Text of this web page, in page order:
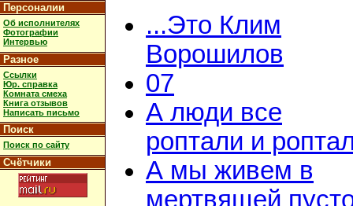
Персоналии
Об исполнителях
Фотографии
Интервью
Разное
Ссылки
Юр. справка
Комната смеха
Книга отзывов
Написать письмо
Поиск
Поиск по сайту
Счётчики
...Это Клим
Ворошилов
07
А люди все
роптали и
А мы живем в
мертвящей